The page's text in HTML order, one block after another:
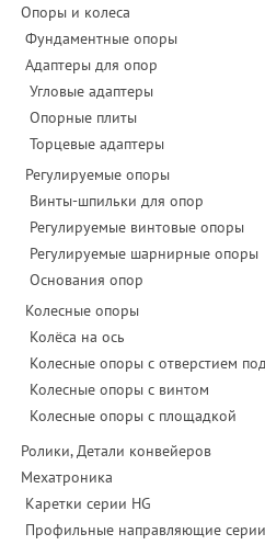
Опоры и колеса
Фундаментные опоры
Адаптеры для опор
Угловые адаптеры
Опорные плиты
Торцевые адаптеры
Регулируемые опоры
Винты-шпильки для опор
Регулируемые винтовые опоры
Регулируемые шарнирные опоры
Основания опор
Колесные опоры
Колёса на ось
Колесные опоры с отверстием
Колесные опоры с винтом
Колесные опоры с площадкой
Ролики, Детали конвейеров
Мехатроника
Каретки серии HG
Профильные направляющие